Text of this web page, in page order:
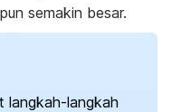
semakin besar.
langkah-langkah